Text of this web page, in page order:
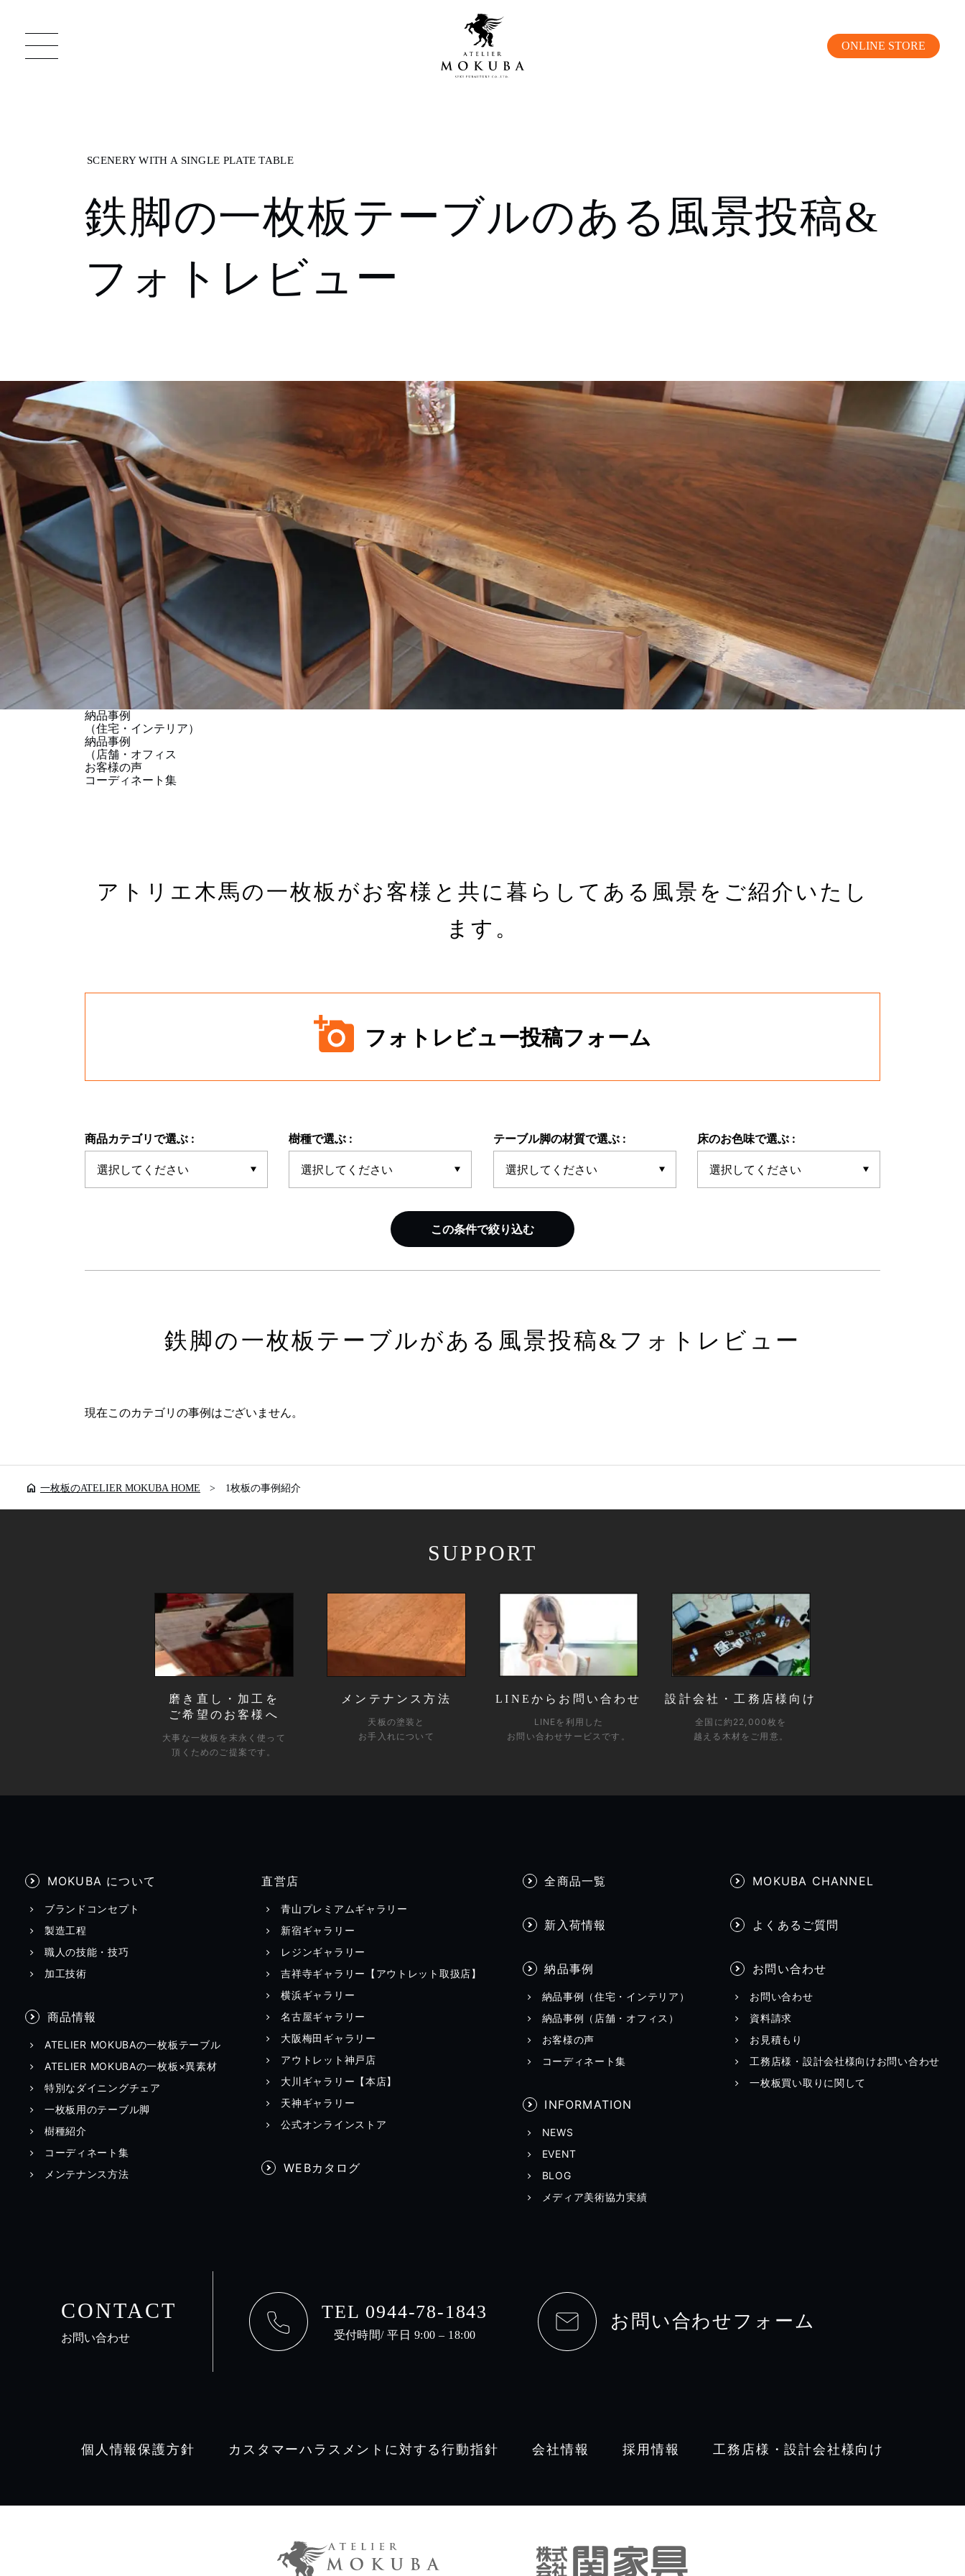
ONLINE STORE
MOKUBA について
職人の技能・技巧
ATELIER MOKUBAの一枚板テーブル
ATELIER MOKUBAの一枚板×異素材
特別なダイニングチェア
一枚板用のテーブル脚
樹種紹介
コーディネート集
メンテナンス方法
青山プレミアムギャラリー
新宿ギャラリー
吉祥寺ギャラリー
【アウトレット取扱店】
大川ギャラリー【本店】
天神ギャラリー
公式オンラインストア
WEBカタログ
新入荷情報
INFORMATION
メディア美術協力実績
よくあるご質問
一枚板買い取りに関して
鉄脚の一枚板テーブルのある風景投稿&
フォトレビュー
納品事例
（住宅・インテリア）
納品事例
（店舗・オフィス
お客様の声
コーディネート集
アトリエ木馬の一枚板がお客様と共に暮らしてある風景を ご紹介いたし
ます。
フォトレビュー投稿フォーム
商品カテゴリで選ぶ : 樹種で選ぶ : テーブル脚の材質で選ぶ : 床のお色味で選ぶ :
この条件で絞り込む
鉄脚の一枚板テーブルがある風景投稿&フォトレビュー
現在このカテゴリの事例はございません。
home 一枚板のATELIER MOKUBA HOME 1枚板の事例紹介
SUPPORT
磨き直し・加工を
ご希望のお客様へ
大事な一枚板を末永く使って
頂くためのご提案です。
メンテナンス方法
天板の塗装と
お手入れについて
LINEからお問い合わせ
LINEを利用した
お問い合わせサービスです。
設計会社・工務店様向け
全国に約22,000枚を
越える木材をご用意。
MOKUBA について
ブランドコンセプト
製造工程
職人の技能・技巧
加工技術
商品情報
ATELIER MOKUBAの一枚板テーブル
ATELIER MOKUBAの一枚板×異素材
特別なダイニングチェア
一枚板用のテーブル脚
樹種紹介
コーディネート集
メンテナンス方法
直営店
青山プレミアムギャラリー
新宿ギャラリー
レジンギャラリー
吉祥寺ギャラリー【アウトレット取扱店】
横浜ギャラリー
名古屋ギャラリー
大阪梅田ギャラリー
アウトレット神戸店
大川ギャラリー【本店】
天神ギャラリー
公式オンラインストア
WEBカタログ
全商品一覧
新入荷情報
納品事例
納品事例（住宅・インテリア）
納品事例（店舗・オフィス）
お客様の声
コーディネート集
INFORMATION
NEWS
EVENT
BLOG
メディア美術協力実績
MOKUBA CHANNEL
よくあるご質問
お問い合わせ
お問い合わせ
資料請求
お見積もり
工務店様・設計会社様向けお問い合わせ
一枚板買い取りに関して
CONTACT
お問い合わせ
TEL 0944-78-1843
受付時間/ 平日 9:00 – 18:00
お問い合わせフォーム
個人情報保護方針 カスタマーハラスメントに対する行動指針 会社情報 採用情報 工務店様・設計会社様向け